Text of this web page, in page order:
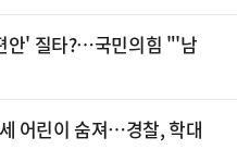
안' 질타?…국민의힘 "'남
어린이 숨져…경찰, 학대